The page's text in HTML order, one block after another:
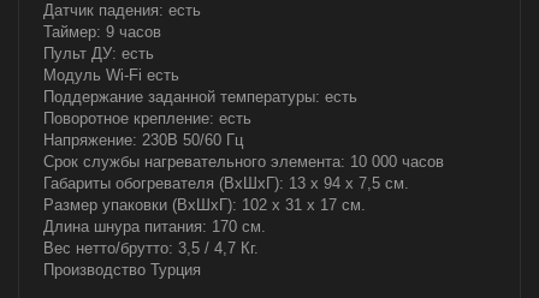
Датчик падения: есть
Таймер: 9 часов
Пульт ДУ: есть
Модуль Wi-Fi есть
Поддержание заданной температуры: есть
Поворотное крепление: есть
Напряжение: 230В 50/60 Гц
Срок службы нагревательного элемента: 10 000 часов
Габариты обогревателя (ВxШxГ): 13 x 94 x 7,5 см.
Размер упаковки (ВхШxГ): 102 x 31 x 17 см.
Длина шнура питания: 170 см.
Вес нетто/брутто: 3,5 / 4,7 Кг.
Производство Турция